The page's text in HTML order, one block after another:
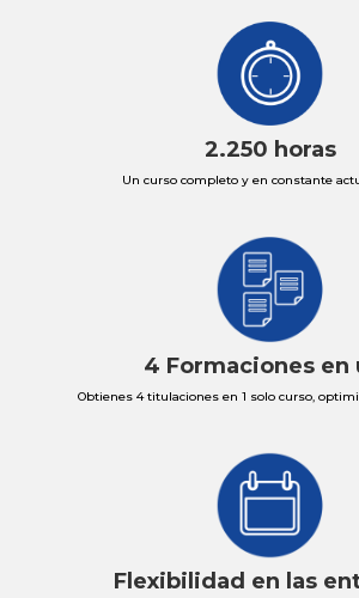
2.250 horas
Un curso completo y en constante
4 Formaciones en
Obtienes 4 titulaciones en 1 solo curso,
Flexibilidad en las